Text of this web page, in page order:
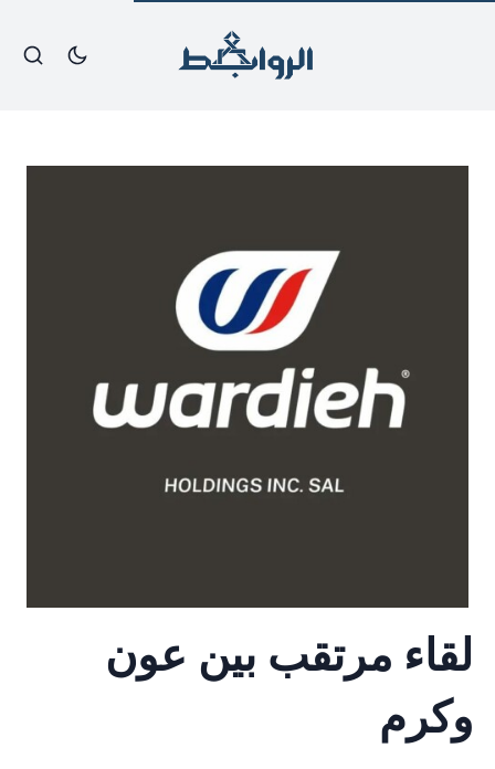
لقاء مرتقب بين عون
وكرم